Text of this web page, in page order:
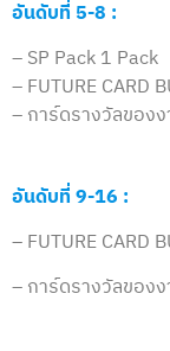
อันดับที่ 5-8 :
– SP Pack 1 Pack
– FUTURE CARD
– การ์ดรางวัลของ
อันดับที่ 9-16 :
– FUTURE CARD
– การ์ดรางวัลของ